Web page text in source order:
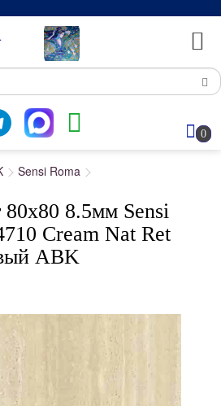
0
Sensi Roma
80x80 8.5мм Sensi
Cream Nat Ret
ABK